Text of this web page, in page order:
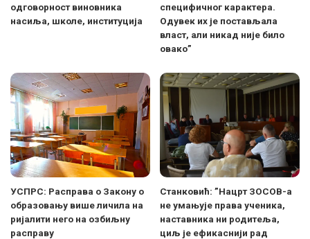
одговорност виновника
насиља, школе, институција
специфичног карактера.
Одувек их је постављала
власт, али никад није било
овако”
УСПРС: Расправа о Закону о
образовању више личила на
ријалити него на озбиљну
расправу
Станковић: ”Нацрт ЗОСОВ-а
не умањује права ученика,
наставника ни родитеља,
циљ је ефикаснији рад